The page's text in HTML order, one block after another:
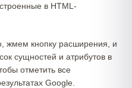
в HTML-
жмем кнопку расширения, и
сущностей и атрибутов в
отметить все
Google.